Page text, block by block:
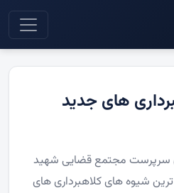
های جدید
سرپرست مجتمع قضایی شهید
شیوه های کلاهبرداری های